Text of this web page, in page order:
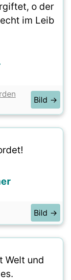
o der
im Leib
Bild →
Bild →
Welt und